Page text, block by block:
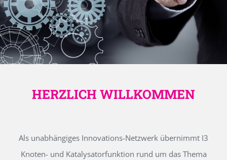
HERZLICH WILLKOMMEN
Als unabhängiges Innovations-Netzwerk übernimmt I3
Knoten- und Katalysatorfunktion rund um das Thema